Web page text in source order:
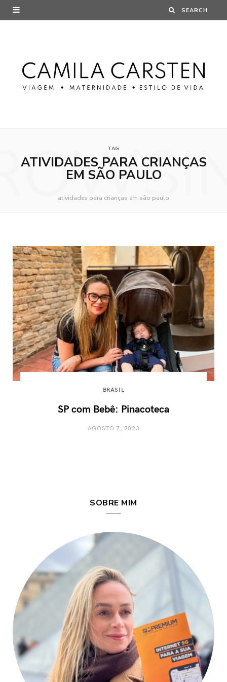
TAG
ATIVIDADES PARA CRIANÇAS
EM SÃO PAULO
atividades para crianças em são paulo
BRASIL
SP com Bebê: Pinacoteca
AGOSTO 7, 2023
SOBRE MIM